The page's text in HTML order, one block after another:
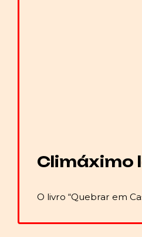
Climáximo
O livro “Quebrar em